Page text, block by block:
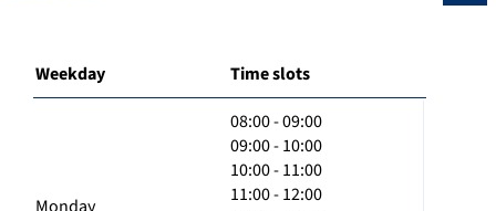
Weekday Time slots
08:00 - 09:00
09:00 - 10:00
10:00 - 11:00
11:00 - 12:00